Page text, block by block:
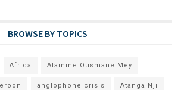
BROWSE BY TOPICS
Africa Alamine Ousmane Mey
anglophone crisis Atanga Nji